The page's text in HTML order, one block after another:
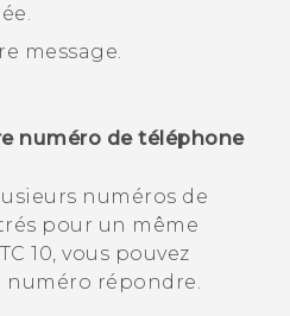
message.
numéro de téléphone
numéros de
pour un même
10, vous pouvez
numéro répondre.